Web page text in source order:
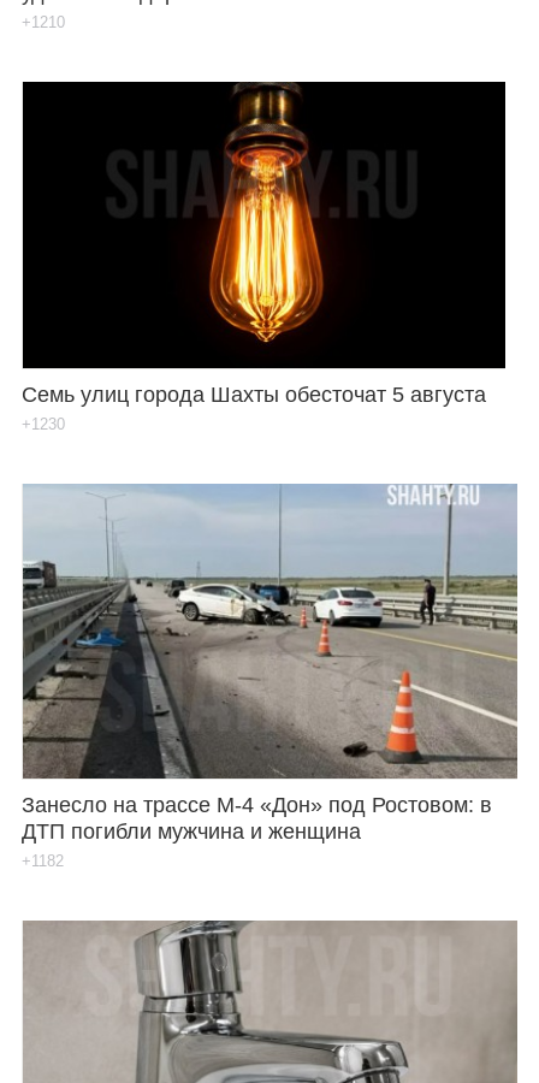
+1210
Семь улиц города Шахты обесточат 5 августа
+1230
Занесло на трассе М-4 «Дон» под Ростовом: в
ДТП погибли мужчина и женщина
+1182